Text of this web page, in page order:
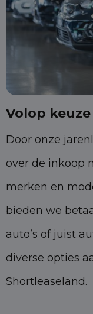
Volop
Door onze
over de inkoop
merken en
bieden we
auto’s of juist
diverse opties
Shortleaseland.